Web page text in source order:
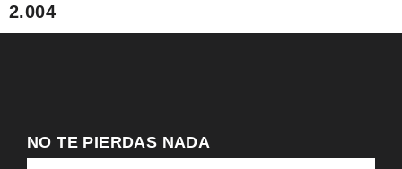
2.004
NO TE PIERDAS NADA